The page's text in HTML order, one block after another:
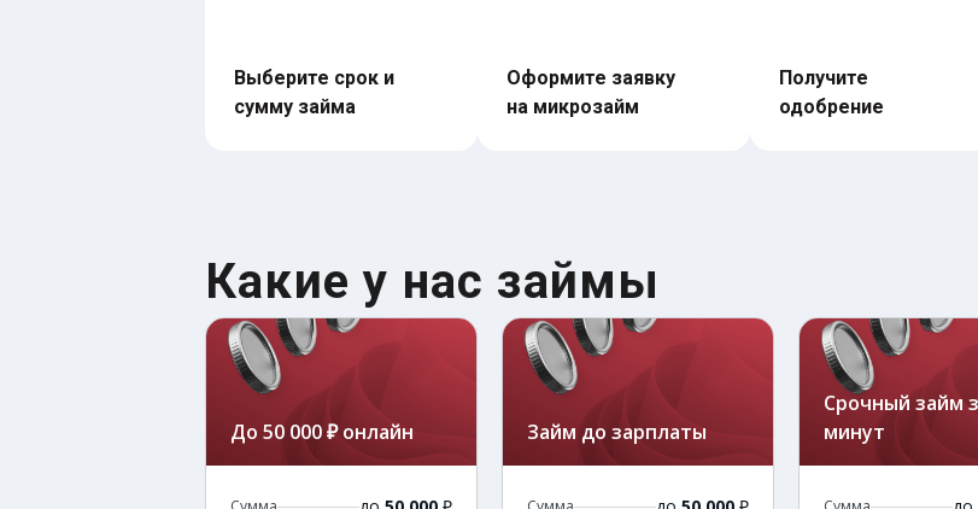
Выберите срок и
сумму займа
Оформите заявку
на микрозайм
Получите
одобрение
Какие у нас займы
До 50 000 ₽ онлайн Займ до зарплаты
Срочный займ
минут